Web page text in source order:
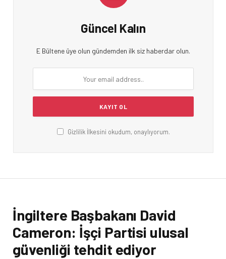
Güncel Kalın
E Bültene üye olun gündemden ilk siz haberdar olun.
Gizlilik İlkesini okudum, onaylıyorum.
İngiltere Başbakanı David
Cameron: İşçi Partisi ulusal
güvenliği tehdit ediyor